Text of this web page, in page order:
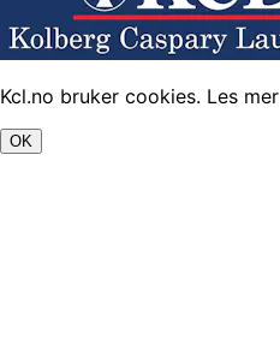
Kcl.no bruker cookies. Les mer
OK